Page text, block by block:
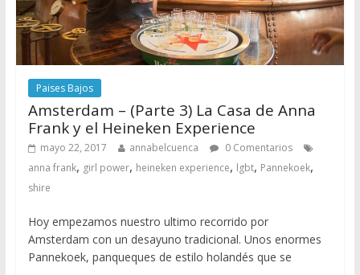
Paises Bajos
Amsterdam – (Parte 3) La Casa de Anna
Frank y el Heineken Experience
mayo 22, 2017 annabelcuenca
0 Comentarios
anna frank, girl power, heineken experience, lgbt, Pannekoek,
shire
Hoy empezamos nuestro ultimo recorrido por
Amsterdam con un desayuno tradicional. Unos enormes
Pannekoek, panqueques de estilo holandés que se